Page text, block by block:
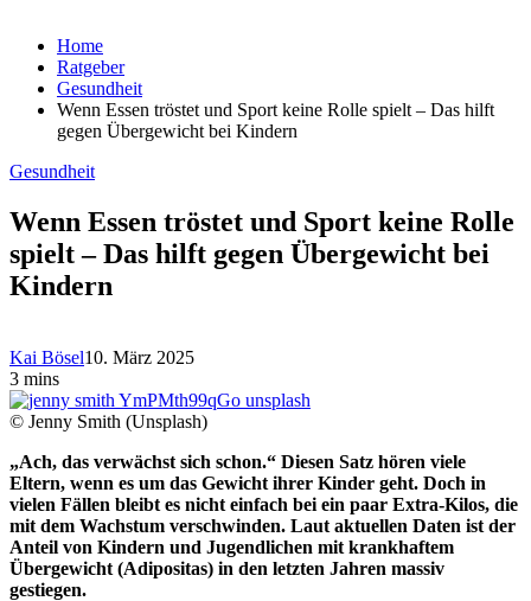
Home
Ratgeber
Gesundheit
Wenn Essen tröstet und Sport keine Rolle spielt – Das hilft
gegen Übergewicht bei Kindern
Gesundheit
Wenn Essen tröstet und Sport keine Rolle
spielt – Das hilft gegen Übergewicht bei
Kindern
Kai Bösel10. März 2025
3 mins
© Jenny Smith (Unsplash)
„Ach, das verwächst sich schon.“ Diesen Satz hören viele
Eltern, wenn es um das Gewicht ihrer Kinder geht. Doch in
vielen Fällen bleibt es nicht einfach bei ein paar Extra-Kilos, die
mit dem Wachstum verschwinden. Laut aktuellen Daten ist der
Anteil von Kindern und Jugendlichen mit krankhaftem
Übergewicht (Adipositas) in den letzten Jahren massiv
gestiegen.